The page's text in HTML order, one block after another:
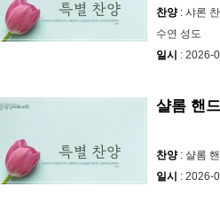
찬양: 샤론
수연 성도
일시 : 2026-
샬롬 핸
찬양: 샬롬
일시 : 2026-